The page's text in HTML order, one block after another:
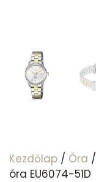
Kezdőlap / Óra /
óra EU6074-51D